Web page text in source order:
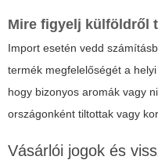
Mire figyelj külföldről
Import esetén vedd
termék megfelelőségét a
hogy bizonyos aromák vagy
országonként tiltottak vagy
Vásárlói jogok és